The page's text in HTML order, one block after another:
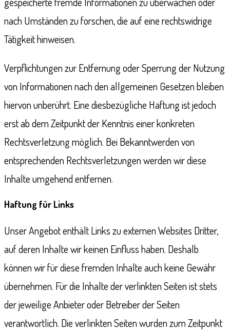
nach Umständen zu forschen, die auf eine rechtswidrige
Tätigkeit hinweisen.
Verpflichtungen zur Entfernung oder Sperrung der Nutzung
von Informationen nach den allgemeinen Gesetzen bleiben
hiervon unberührt. Eine diesbezügliche Haftung ist jedoch
erst ab dem Zeitpunkt der Kenntnis einer konkreten
Rechtsverletzung möglich. Bei Bekanntwerden von
entsprechenden Rechtsverletzungen werden wir diese
Inhalte umgehend entfernen.
Haftung für Links
Unser Angebot enthält Links zu externen Websites Dritter,
auf deren Inhalte wir keinen Einfluss haben. Deshalb
können wir für diese fremden Inhalte auch keine Gewähr
übernehmen. Für die Inhalte der verlinkten Seiten ist stets
der jeweilige Anbieter oder Betreiber der Seiten
verantwortlich. Die verlinkten Seiten wurden zum Zeitpunkt